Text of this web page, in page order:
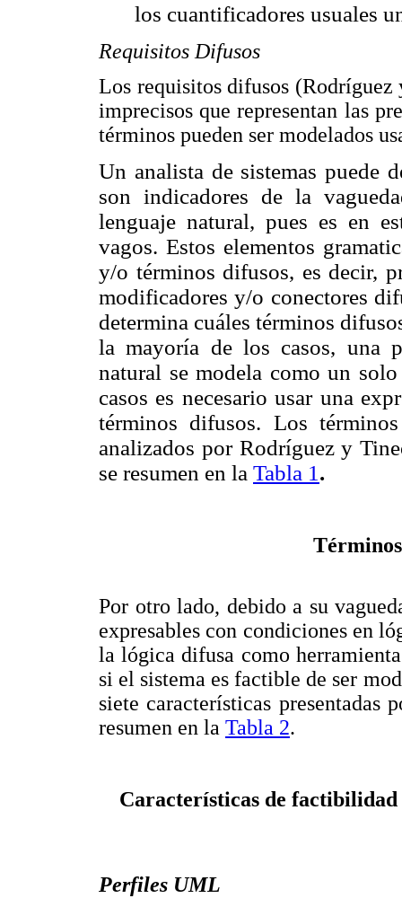
los cuantificadores usuales
Requisitos Difusos
Los requisitos difusos
imprecisos que representan las
términos pueden ser modelados
Un analista de sistemas puede
son indicadores de la
lenguaje natural, pues es en
vagos. Estos elementos gra
y/o términos difusos, es decir,
modificadores y/o conectores
determina cuáles términos
la mayoría de los casos, una
natural se modela como un
casos es necesario usar una
términos difusos. Los
analizados por Rodríguez y
se resumen en la Tabla 1 .
Por otro lado, debido a su
expresables con condiciones en
la lógica difusa como
si el sistema es factible de ser
siete características presentadas
resumen en la Tabla 2.
Características de factibilidad
Perfiles UML